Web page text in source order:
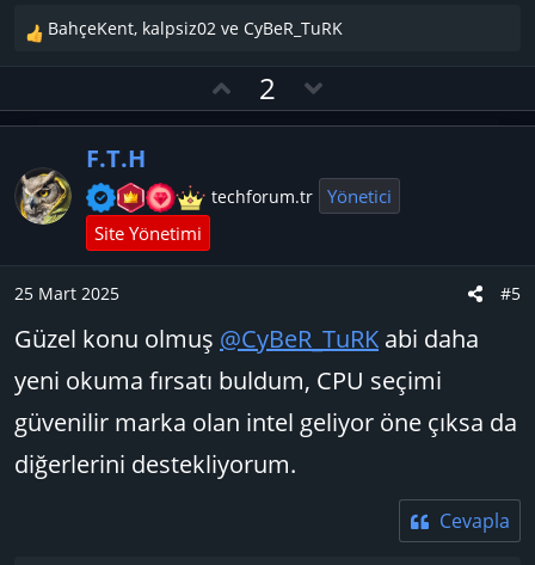
T
e
k
e
r
BahçeKent, kalpsiz02 ve CyBeR_TuRK
O
y
2
o
n
v
t
F.T.H
techforum.tr
Yönetici
Site Yönetimi
25 Mart 2025 #5
Güzel konu olmuş @CyBeR_TuRK abi daha
yeni okuma fırsatı buldum, CPU seçimi
güvenilir marka olan intel geliyor öne çıksa da
diğerlerini destekliyorum.
Cevapla